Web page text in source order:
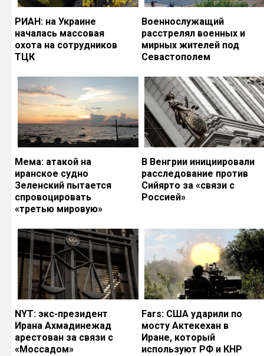
РИАН: на Украине
началась массовая
охота на сотрудников
ТЦК
Военнослужащий
расстрелял военных и
мирных жителей под
Севастополем
Мема: атакой на
иранское судно
Зеленский пытается
спровоцировать
«третью мировую»
В Венгрии инициировали
расследование против
Сийярто за «связи с
Россией»
NYT: экс-президент
Ирана Ахмадинежад
арестован за связи с
«Моссадом»
Fars: США ударили по
мосту Актекехан в
Иране, который
используют РФ и КНР